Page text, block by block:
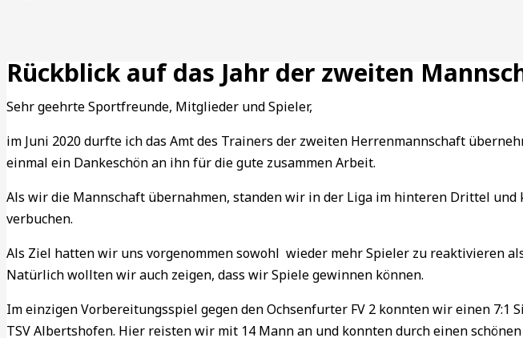
Rückblick auf das Jahr der zweiten
Sehr geehrte Sportfreunde, Mitglieder und Spieler,
im Juni 2020 durfte ich das Amt des Trainers der zweiten Herrenmannschaft
einmal ein Dankeschön an ihn für die gute zusammen Arbeit.
Als wir die Mannschaft übernahmen, standen wir in der Liga im hinteren Drittel
verbuchen.
Als Ziel hatten wir uns vorgenommen sowohl wieder mehr Spieler zu reaktivieren
Natürlich wollten wir auch zeigen, dass wir Spiele gewinnen können.
Im einzigen Vorbereitungsspiel gegen den Ochsenfurter FV 2 konnten wir einen
TSV Albertshofen. Hier reisten wir mit 14 Mann an und konnten durch einen